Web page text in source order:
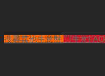
搜尋其他生意盤 買生意FAQ